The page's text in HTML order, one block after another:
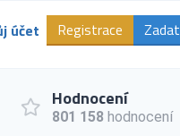
účet Registrace Zadat
Hodnocení
801 158 hodnocení